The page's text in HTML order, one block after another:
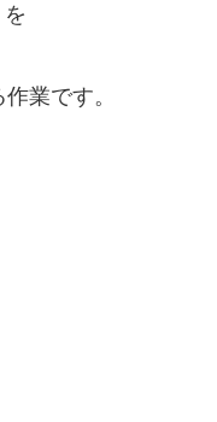
業です。